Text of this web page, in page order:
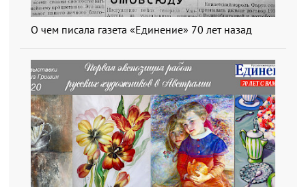
О чем писала газета «Единение» 70 лет назад